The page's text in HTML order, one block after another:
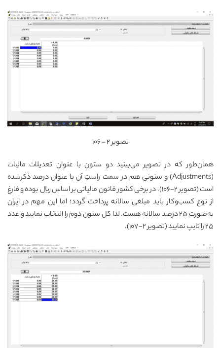
تصویر ۲ – ۱۰۶
همان‌طور که در تصویر می‌بینید دو ستون با عنوان تعدیلات مالیات
(Adjustments) و ستونی هم در سمت راستِ آن با عنوان درصد ذکرشده
است (تصویر ۲-۱۰۶). در برخی کشور قانون مالیاتی بر اساس ریال بوده و فارغ
از نوع کسب‌وکار باید مبلغی سالانه پرداخت گردد؛ اما این مهم در ایران
به‌صورت ۲۵ درصد سالانه هست. لذا کل ستون دوم را انتخاب نمایید و عدد
۲۵ را تایپ نمایید (تصویر ۲-۱۰۷).